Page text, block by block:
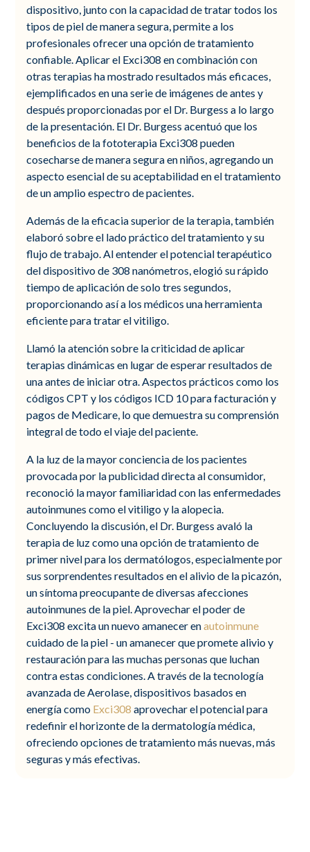
dispositivo, junto con la capacidad de tratar todos los
tipos de piel de manera segura, permite a los
profesionales ofrecer una opción de tratamiento
confiable. Aplicar el Exci308 en combinación con
otras terapias ha mostrado resultados más eficaces,
ejemplificados en una serie de imágenes de antes y
después proporcionadas por el Dr. Burgess a lo largo
de la presentación. El Dr. Burgess acentuó que los
beneficios de la fototerapia Exci308 pueden
cosecharse de manera segura en niños, agregando un
aspecto esencial de su aceptabilidad en el tratamiento
de un amplio espectro de pacientes.
Además de la eficacia superior de la terapia, también
elaboró sobre el lado práctico del tratamiento y su
flujo de trabajo. Al entender el potencial terapéutico
del dispositivo de 308 nanómetros, elogió su rápido
tiempo de aplicación de solo tres segundos,
proporcionando así a los médicos una herramienta
eficiente para tratar el vitiligo.
Llamó la atención sobre la criticidad de aplicar
terapias dinámicas en lugar de esperar resultados de
una antes de iniciar otra. Aspectos prácticos como los
códigos CPT y los códigos ICD 10 para facturación y
pagos de Medicare, lo que demuestra su comprensión
integral de todo el viaje del paciente.
A la luz de la mayor conciencia de los pacientes
provocada por la publicidad directa al consumidor,
reconoció la mayor familiaridad con las enfermedades
autoinmunes como el vitiligo y la alopecia.
Concluyendo la discusión, el Dr. Burgess avaló la
terapia de luz como una opción de tratamiento de
primer nivel para los dermatólogos, especialmente por
sus sorprendentes resultados en el alivio de la picazón,
un síntoma preocupante de diversas afecciones
autoinmunes de la piel. Aprovechar el poder de
Exci308 excita un nuevo amanecer enautoinmune
cuidado de la piel - un amanecer que promete alivio y
restauración para las muchas personas que luchan
contra estas condiciones. A través de la tecnología
avanzada de Aerolase, dispositivos basados en
energía como Exci308 aprovechar el potencial para
redefinir el horizonte de la dermatología médica,
ofreciendo opciones de tratamiento más nuevas, más
seguras y más efectivas.